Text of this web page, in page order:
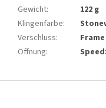
Gewicht:
122 g
Klingenfarbe:
Verschluss:
Öffnung: